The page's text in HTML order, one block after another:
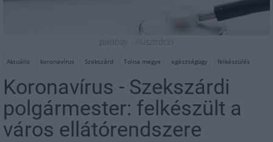
pixabay - illusztráció
Aktuális koronavírus Szekszárd Tolna megye egészségügy felkészülés
Koronavírus - Szekszárdi
polgármester: felkészült a
város ellátórendszere